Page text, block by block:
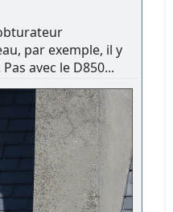
par exemple, il y
Pas avec le D850...